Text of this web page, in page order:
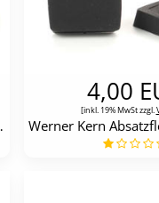
Absätze
4,00
[inkl. 19% MwSt zzgl.